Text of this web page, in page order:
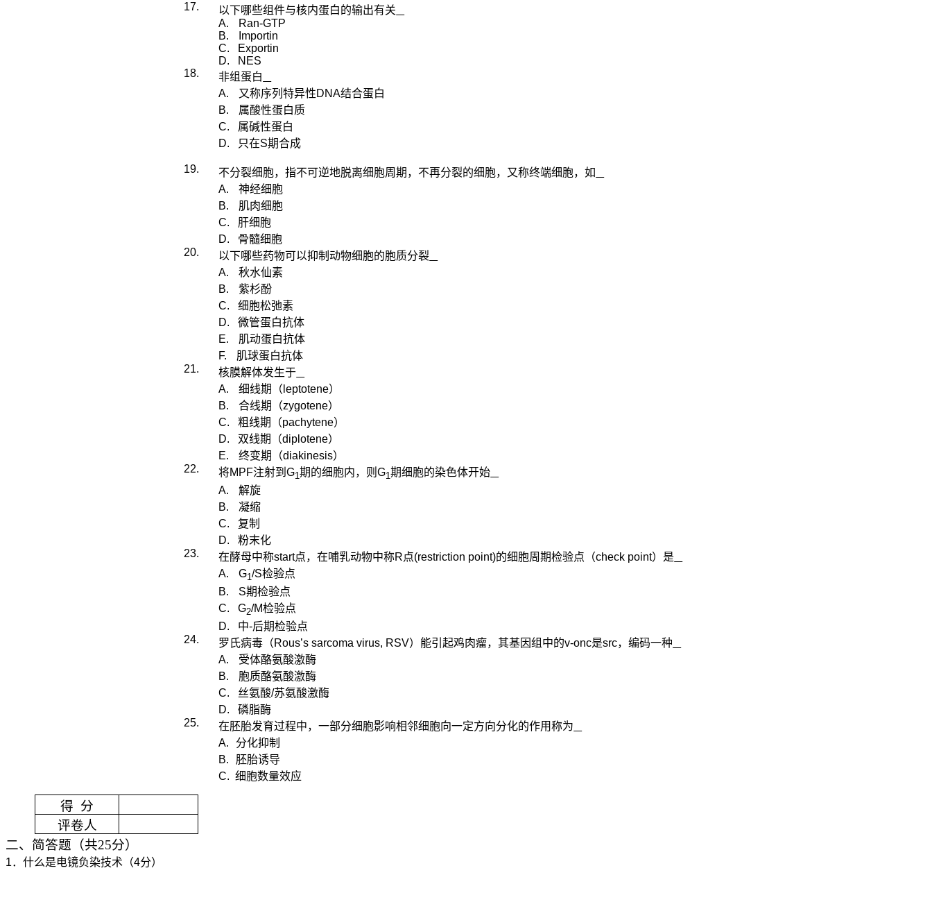
17.
以下哪些组件与核内蛋白的输出有关
A.
Ran-GTP
B.
Importin
C.
Exportin
D.
NES
18.
非组蛋白
A.
又称序列特异性DNA结合蛋白
B.
属酸性蛋白质
C.
属碱性蛋白
D.
只在S期合成
19.
不分裂细胞，指不可逆地脱离细胞周期，不再分裂的细胞，又称终端细胞，如
A.
神经细胞
B.
肌肉细胞
C.
肝细胞
D.
骨髓细胞
20.
以下哪些药物可以抑制动物细胞的胞质分裂
A.
秋水仙素
B.
紫杉酚
C.
细胞松弛素
D.
微管蛋白抗体
E.
肌动蛋白抗体
F.
肌球蛋白抗体
21.
核膜解体发生于
A.
细线期 （ leptotene）
B.
合线期 （zygotene）
C.
粗线期 （pachytene）
D.
双线期 （diplotene）
E.
终变期 （diakinesis）
22.
将MPF注射到G1期的细胞内，则G1期细胞的染色体开始
A.
解旋
B.
凝缩
C.
复制
D.
粉末化
23.
在酵母中称start点，在哺乳动物中称R点(restriction point)的细胞周期检验点（check point）是
A.
G1/S检验点
B.
S期检验点
C.
G2/M检验点
D.
中-后期检验点
24.
罗氏病毒（Rous’s sarcoma virus, RSV）能引起鸡肉瘤，其基因组中的v-onc是src，编码一种
A.
受体酪氨酸激酶
B.
胞质酪氨酸激酶
C.
丝氨酸/苏氨酸激酶
D.
磷脂酶
25.
在胚胎发育过程中，一部分细胞影响相邻细胞向一定方向分化的作用称为
A.
分化抑制
B.
胚胎诱导
C. 细胞数量效应
得 分
评卷人
二、简答题（共25分）
1．什么是电镜负染技术（4分）